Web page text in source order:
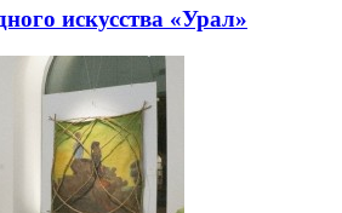
искусства «Урал»